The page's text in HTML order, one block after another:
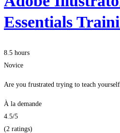
Essentials
8.5 hours
Novice
Are you frustrated trying to teach
À la demande
4.5/5
(2 ratings)